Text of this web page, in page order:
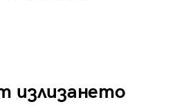
излизането